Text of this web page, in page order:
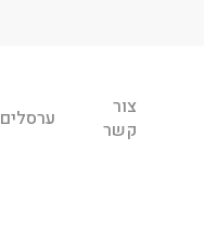
צור
קשר
ערסלים